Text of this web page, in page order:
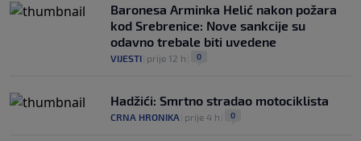
Baronesa Arminka Helić nakon požara
kod Srebrenice: Nove sankcije su
odavno trebale biti uvedene
VIJESTI prije 12 h 0
Hadžići: Smrtno stradao motociklista
CRNA HRONIKA prije 4 h 0